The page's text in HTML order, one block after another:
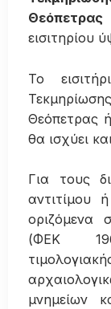
Θεόπετρας
εισιτηρίου
Το
Θεόπετρας
θα ισχύει
Για τους
αντιτίμου
οριζόμενα
(ΦΕΚ
μνημείων